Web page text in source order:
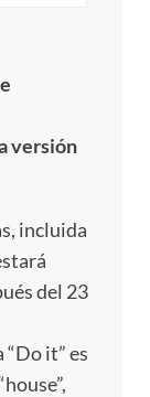
versión
incluida
del 23
it” es